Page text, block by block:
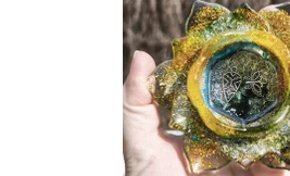
Dostupnost:
Vyprodáno
10634